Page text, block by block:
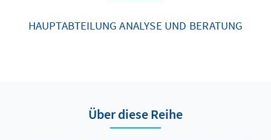
HAUPTABTEILUNG ANALYSE UND BERATUNG
Über diese Reihe